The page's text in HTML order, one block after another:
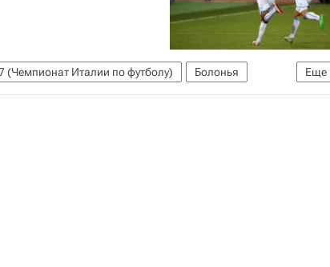
Еще
(Чемпионат Италии по футболу)
Болонья